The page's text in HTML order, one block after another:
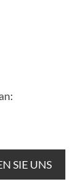
SIE UNS